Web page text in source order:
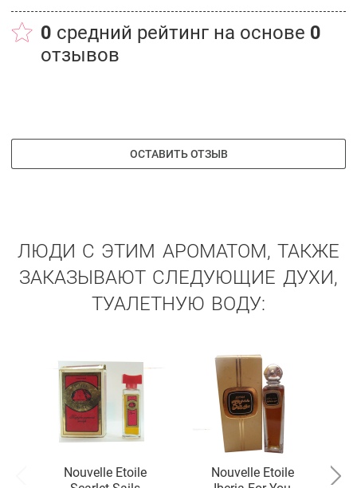
0 средний рейтинг на основе 0
отзывов
ОСТАВИТЬ ОТЗЫВ
ЛЮДИ С ЭТИМ АРОМАТОМ, ТАКЖЕ
ЗАКАЗЫВАЮТ СЛЕДУЮЩИЕ ДУХИ,
ТУАЛЕТНУЮ ВОДУ:
Nouvelle Etoile
Nouvelle Etoile